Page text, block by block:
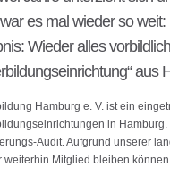
es mal wieder so
Wieder alles
aus
Hamburg e. V. ist ein
in
Audit. Aufgrund unserer
weiterhin Mitglied bleiben